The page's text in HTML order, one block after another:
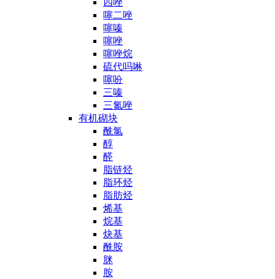
四唑
噻二唑
噻嗪
噻唑
噻唑烷
硫代吗啉
噻吩
三嗪
三氮唑
有机砌块
酰氯
醇
醛
脂链烃
脂环烃
脂肪烃
烯基
烷基
炔基
酰胺
脒
胺